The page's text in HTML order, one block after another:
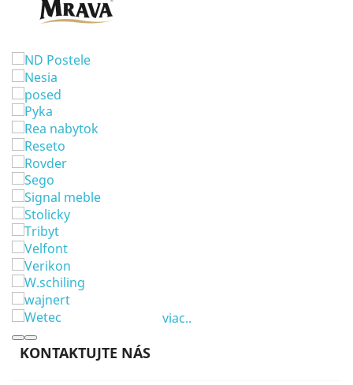
viac..
KONTAKTUJTE NÁS